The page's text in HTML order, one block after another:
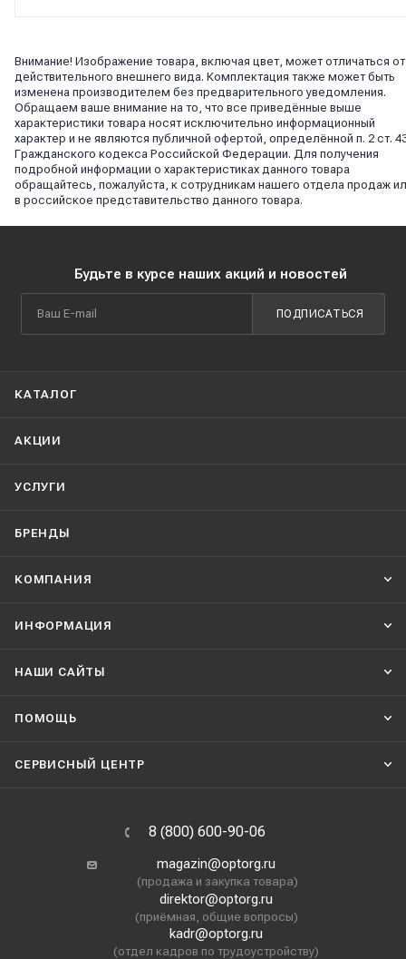
Внимание! Изображение товара, включая цвет, может отличаться от
действительного внешнего вида. Комплектация также может быть
изменена производителем без предварительного уведомления.
Обращаем ваше внимание на то, что все приведённые выше
характеристики товара носят исключительно информационный
характер и не являются публичной офертой, определённой п. 2 ст.
Гражданского кодекса Российской Федерации. Для получения
подробной информации о характеристиках данного товара
обращайтесь, пожалуйста, к сотрудникам нашего отдела продаж
в российское представительство данного товара.
Будьте в курсе наших акций и новостей
ПОДПИСАТЬСЯ
КАТАЛОГ
АКЦИИ
УСЛУГИ
БРЕНДЫ
КОМПАНИЯ
ИНФОРМАЦИЯ
НАШИ CАЙТЫ
ПОМОЩЬ
СЕРВИСНЫЙ ЦЕНТР
8 (800) 600-90-06
magazin@optorg.ru
(продажа и закупка товара)
direktor@optorg.ru
(приёмная, общие вопросы)
kadr@optorg.ru
(отдел кадров по трудоустройству)